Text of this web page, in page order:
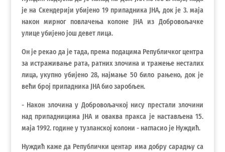
је на Скендерији убијено 19 припадника ЈНА, док је 3. маја
након мирног повлачења колоне ЈНА из Добровољачке
улице убијено још девет лица.
Он је рекао да је тада, према подацима Републичког центра
за истраживање рата, ратних злочина и тражење несталих
лица, укупно убијено 28, најмање 50 било рањено, док је
већи број припадника ЈНА био заробљен.
- Након злочина у Добровољачкој нису престали злочини
над припадницима ЈНА и оваква пракса је настављена 15.
маја 1992. године у тузланској колони - нагласио је Нуждић.
Нуждић каже да Републички центар има добру сарадњу са